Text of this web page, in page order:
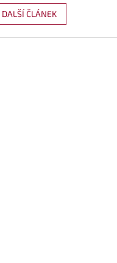
DALŠÍ ČLÁNEK